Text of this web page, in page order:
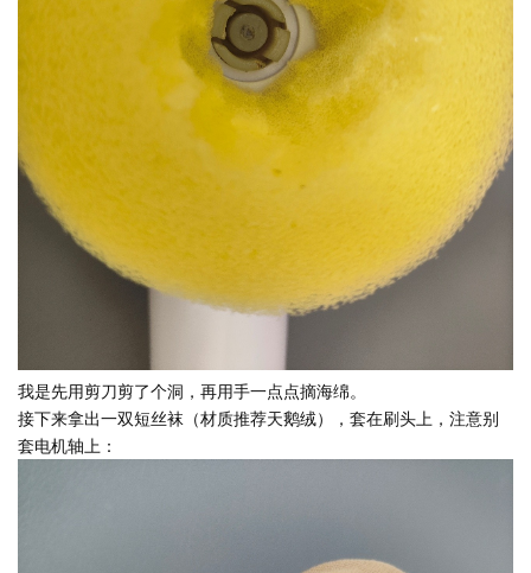
我是先用剪刀剪了个洞，再用手一点点摘海绵。
接下来拿出一双短丝袜（材质推荐天鹅绒），套在刷头上，注意别
套电机轴上：